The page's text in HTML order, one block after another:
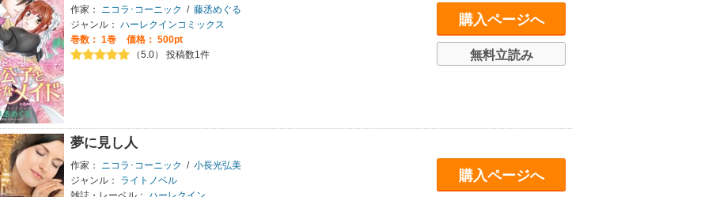
作家： ニコラ･コーニック / 藤丞めぐる
ジャンル： ハーレクインコミックス
巻数： 1巻
価格： 500pt
（5.0） 投稿数1件
購入ページへ
無料立読み
夢に見し人
作家： ニコラ･コーニック / 小長光弘美
ジャンル：
ライトノベル
購入ページへ